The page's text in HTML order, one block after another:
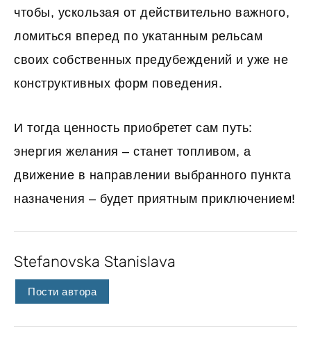
чтобы, ускользая от действительно важного,
ломиться вперед по укатанным рельсам
своих собственных предубеждений и уже не
конструктивных форм поведения.
И тогда ценность приобретет сам путь:
энергия желания – станет топливом, а
движение в направлении выбранного пункта
назначения – будет приятным приключением!
Stefanovska Stanislava
Пости автора